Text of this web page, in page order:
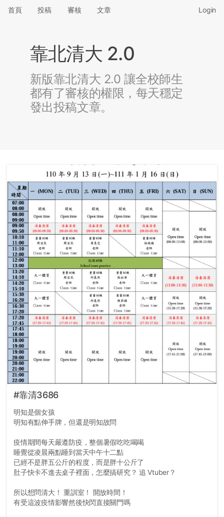
首頁 投稿 審核 文章 Login
靠北清大 2.0
新版靠北清大 2.0 讓全校師生
都有了審核的權限，每天穩定
發出投稿文章。
#靠清3686
明知是個女孩
明知有點伸手牌，但還是明知故問
疫情期間每天嚴遵防疫，整個暑假吃吃喝喝
睡覺從凌晨兩點睡到當天中午十二點
已經不是胖五公斤的程度，而是胖十公斤了
肚子快卡不進去桌子裡面，怎麼搞研究？ 追 Vtuber？
所以想問清大！ 重訓室！ 開放時間！
有受這波疫情影響然後快閃直接關門嗎